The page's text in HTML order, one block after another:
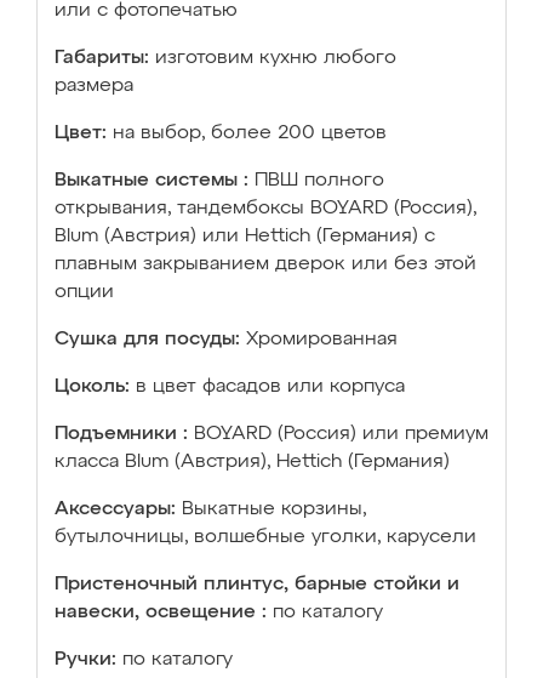
или с фотопечатью
Габариты: изготовим кухню любого
размера
Цвет: на выбор, более 200 цветов
Выкатные системы :
ПВШ полного
открывания, тандембоксы BOYARD (Россия),
Blum (Австрия) или Hettich (Германия) с
плавным закрыванием дверок или без этой
опции
Сушка для посуды: Хромированная
Цоколь: в цвет фасадов или корпуса
Подъемники : BOYARD (Россия) или премиум
класса Blum (Австрия), Hettich (Германия)
Аксессуары: Выкатные корзины,
бутылочницы, волшебные уголки, карусели
Пристеночный плинтус, барные стойки и
навески, освещение : по каталогу
Ручки: по каталогу